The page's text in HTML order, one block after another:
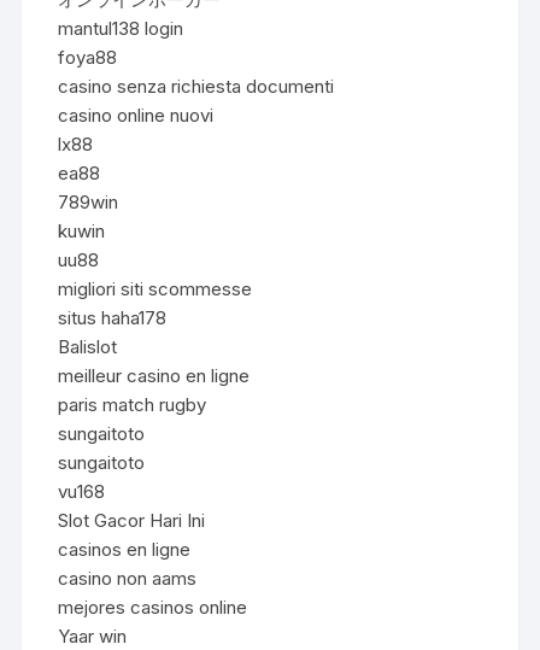
mantul138 login
foya88
casino senza richiesta documenti
casino online nuovi
lx88
ea88
789win
kuwin
uu88
migliori siti scommesse
situs haha178
Balislot
meilleur casino en ligne
paris match rugby
sungaitoto
sungaitoto
vu168
Slot Gacor Hari Ini
casinos en ligne
casino non aams
mejores casinos online
Yaar win